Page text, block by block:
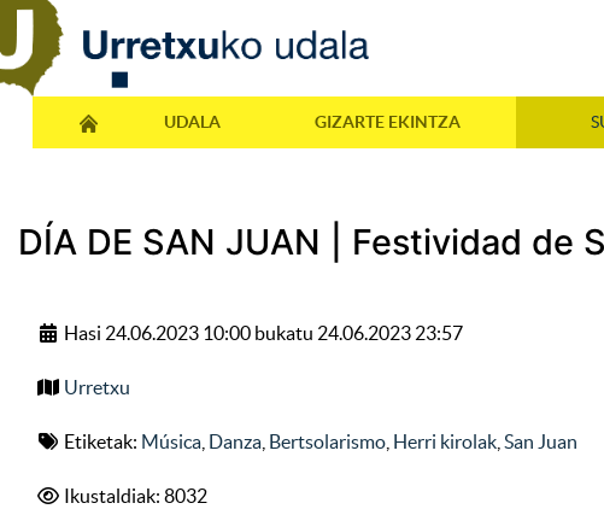
UDALA GIZARTE EKINTZA
DÍA DE SAN JUAN | Festividad de
Hasi 24.06.2023 10:00 bukatu 24.06.2023 23:57
Urretxu
Etiketak: Música Danza Bertsolarismo Herri kirolak San Juan
Ikustaldiak: 8032